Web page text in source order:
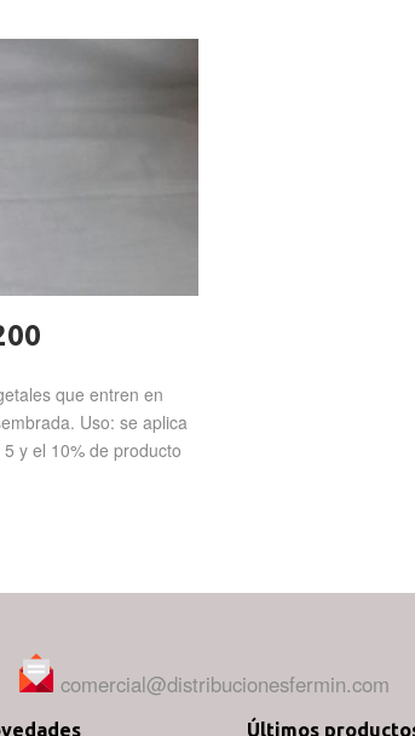
que entren en
Uso: se aplica
y el 10% de producto
comercial@distribucionesfermin.com
Últimos